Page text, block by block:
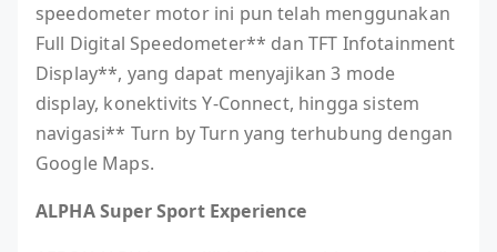
speedometer motor ini pun telah menggunakan
Full Digital Speedometer** dan TFT Infotainment
Display**, yang dapat menyajikan 3 mode
display, konektivits Y-Connect, hingga sistem
navigasi** Turn by Turn yang terhubung dengan
Google Maps.
ALPHA Super Sport Experience